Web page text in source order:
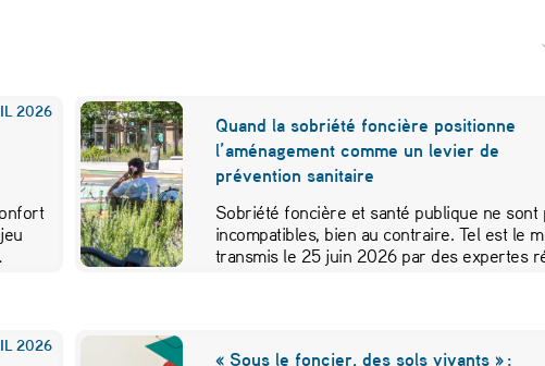
2026
Quand la sobriété foncière positionne
l’aménagement comme un levier de
prévention sanitaire
Sobriété foncière et santé publique ne sont
incompatibles, bien au contraire. Tel est le
transmis le 25 juin 2026 par des expertes
2026
« Sous le foncier, des sols vivants » :